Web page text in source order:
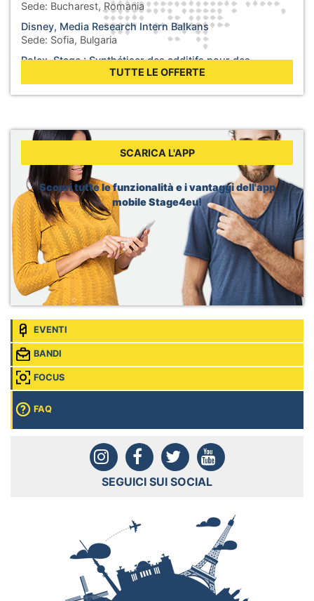
Sede: Bucharest, Romania
Disney, Media Research Intern Balkans
Sede: Sofia, Bulgaria
Rolex, Stage : Synthétiser des additifs pour des
Sede: Biel, Svizzera
WHO, Internship - Nutrition and Food Safety
Geneva, Svizzera
Dior, Merchandising Intern
Sede: Brussels, Belgio
TUTTE LE OFFERTE
SCARICA L'APP
Scopri tutte le funzionalità e i vantaggi dell'app
mobile Stage4eu!
EVENTI
BANDI
FOCUS
FAQ
SEGUICI SUI SOCIAL